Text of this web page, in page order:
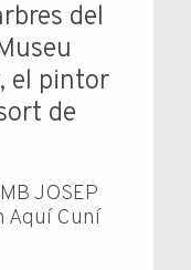
del
el pintor
de
JOSEP
Aquí Cuní